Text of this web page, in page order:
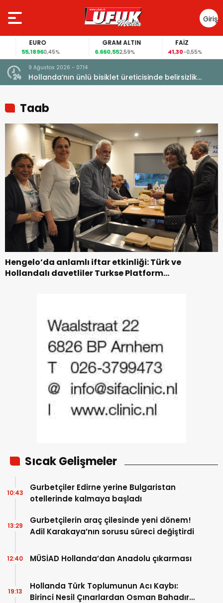
Giriş
Yap
EURO
55,18960,45%
GRAM ALTIN
6.660,552,59%
FAİZ
41,30-0,55%
9 Ağustos 2026 - 07:14
Hollanda’nın ünlü bisiklet üreticisinde belirsizlik
büyüyor
Taab
Hengelo’da anlamlı iftar etkinliği: Türk ve
Hollandalı davetliler Turkse Platform
Sıcak Gelişmeler
Gurbetçiler Edirne yerine Bulgaristan
otellerinde kalmaya başladı
10:43
Gurbetçilerin araç çilesinde yeni dönem!
Adil Karakaya’nın sorusu süreci değiştirdi
13:29
MÜSİAD Hollanda’dan Anadolu çıkarması
12:40
Hollanda Türk Toplumunun Acı Kaybı:
Birinci Nesil Çınarlardan Osman Bahadır
19:13